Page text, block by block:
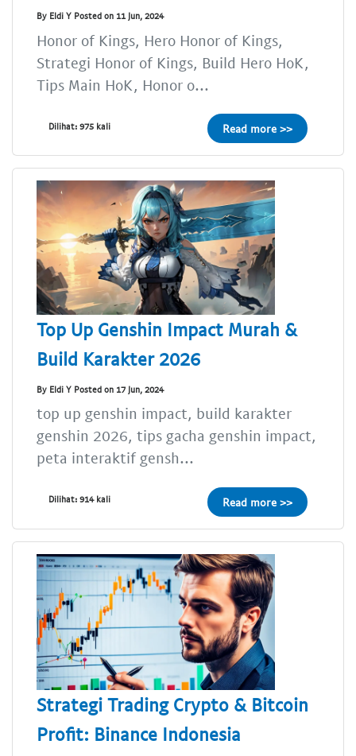
By Eldi Y Posted on 11 Jun, 2024
Honor of Kings, Hero Honor of Kings,
Strategi Honor of Kings, Build Hero HoK,
Tips Main HoK, Honor o...
Dilihat: 975 kali Read more >>
Top Up Genshin Impact Murah &
Build Karakter 2026
By Eldi Y Posted on 17 Jun, 2024
top up genshin impact, build karakter
genshin 2026, tips gacha genshin impact,
peta interaktif gensh...
Dilihat: 914 kali Read more >>
Strategi Trading Crypto & Bitcoin
Profit: Binance Indonesia